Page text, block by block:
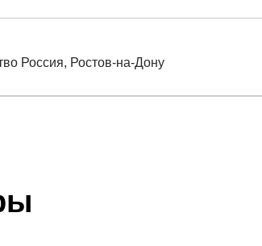
Россия, Ростов-на-Дону